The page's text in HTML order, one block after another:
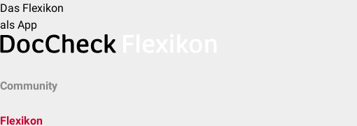
Das Flexikon
als App
Community
Flexikon